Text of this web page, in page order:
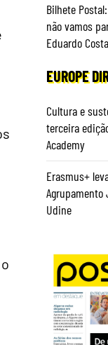
Bilhete
não vamos
Eduardo Costa
EUROPE
Cultura e
terceira
Academy
Erasmus+
Agrupamento
Udine